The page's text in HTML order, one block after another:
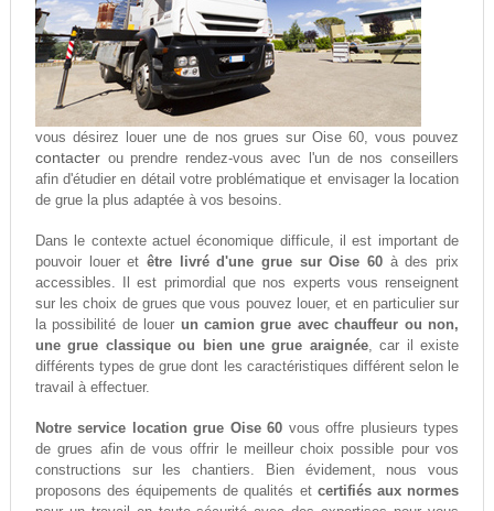
vous désirez louer une de nos grues sur Oise 60, vous pouvez
contacterou prendre rendez-vous avec l'un de nos conseillers
afin d'étudier en détail votre problématique et envisager la location
de grue la plus adaptée à vos besoins.
Dans le contexte actuel économique difficule, il est important de
pouvoir louer et être livré d'une grue sur Oise 60 à des prix
accessibles. Il est primordial que nos experts vous renseignent
sur les choix de grues que vous pouvez louer, et en particulier sur
la possibilité de louer un camion grue avec chauffeur ou non,
une grue classique ou bien une grue araignée, car il existe
différents types de grue dont les caractéristiques différent selon le
travail à effectuer.
Notre service location grue Oise 60 vous offre plusieurs types
de grues afin de vous offrir le meilleur choix possible pour vos
constructions sur les chantiers. Bien évidement, nous vous
proposons des équipements de qualités et certifiés aux normes